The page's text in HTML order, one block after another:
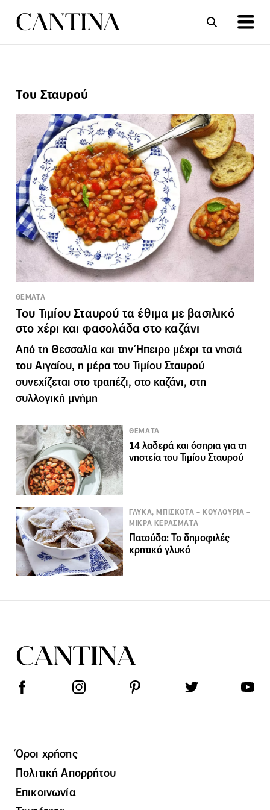
ΣΥΝΤΑΓΕΣ
Του Σταυρού
ΘΕΜΑΤΑ
Του Τιμίου Σταυρού τα έθιμα με βασιλικό
στο χέρι και φασολάδα στο καζάνι
Από τη Θεσσαλία και την Ήπειρο μέχρι τα νησιά
του Αιγαίου, η μέρα του Τιμίου Σταυρού
συνεχίζεται στο τραπέζι, στο καζάνι, στη
συλλογική μνήμη
ΘΕΜΑΤΑ
14 λαδερά και όσπρια για τη
νηστεία του Τιμίου Σταυρού
ΓΛΥΚΑ, ΜΠΙΣΚΟΤΑ – ΚΟΥΛΟΥΡΙΑ –
ΜΙΚΡΑ ΚΕΡΑΣΜΑΤΑ
Πατούδα: Το δημοφιλές
κρητικό γλυκό
Όροι χρήσης
Πολιτική Απορρήτου
Επικοινωνία